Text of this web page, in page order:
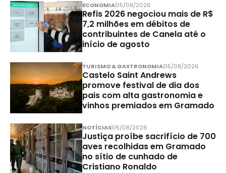
ECONOMIA05/08/2026
Refis 2026 negociou mais de R$
7,2 milhões em débitos de
contribuintes de Canela até o
início de agosto
TURISMO & GASTRONOMIA05/08/2026
Castelo Saint Andrews
promove festival de dia dos
pais com alta gastronomia e
vinhos premiados em Gramado
NOTÍCIAS05/08/2026
Justiça proíbe sacrifício de 700
aves recolhidas em Gramado
no sítio de cunhado de
Cristiano Ronaldo